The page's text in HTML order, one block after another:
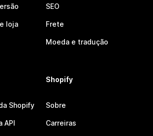
loja
SEO
Frete
Moeda e tradução
Shopify
API
Shopify
Sobre
Carreiras